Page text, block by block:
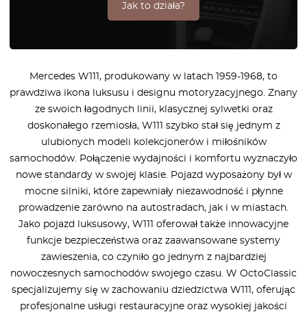
Jak to działa?
Mercedes W111, produkowany w latach 1959-1968, to
prawdziwa ikona luksusu i designu motoryzacyjnego. Znany
ze swoich łagodnych linii, klasycznej sylwetki oraz
doskonałego rzemiosła, W111 szybko stał się jednym z
ulubionych modeli kolekcjonerów i miłośników
samochodów. Połączenie wydajności i komfortu wyznaczyło
nowe standardy w swojej klasie. Pojazd wyposażony był w
mocne silniki, które zapewniały niezawodność i płynne
prowadzenie zarówno na autostradach, jak i w miastach.
Jako pojazd luksusowy, W111 oferował także innowacyjne
funkcje bezpieczeństwa oraz zaawansowane systemy
zawieszenia, co czyniło go jednym z najbardziej
nowoczesnych samochodów swojego czasu. W OctoClassic
specjalizujemy się w zachowaniu dziedzictwa W111, oferując
profesjonalne usługi restauracyjne oraz wysokiej jakości